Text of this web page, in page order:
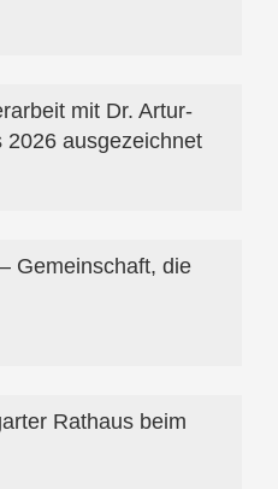
mit Dr. Artur-
2026 ausgezeichnet
Gemeinschaft, die
Rathaus beim